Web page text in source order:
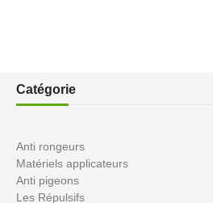
Catégorie
Anti rongeurs
Matériels applicateurs
Anti pigeons
Les Répulsifs